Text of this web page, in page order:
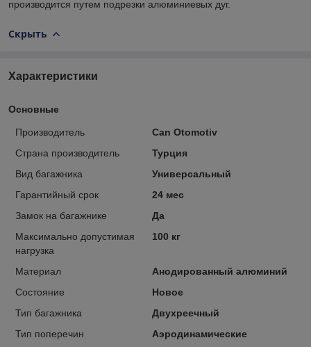
производится путем подрезки алюминиевых дуг.
Скрыть
Характеристики
Основные
Производитель
Can Otomotiv
Страна производитель
Турция
Вид багажника
Универсальный
Гарантийный срок
24 мес
Замок на багажнике
Да
Максимально допустимая
нагрузка
100 кг
Материал
Анодированный алюминий
Состояние
Новое
Тип багажника
Двухреечный
Тип поперечин
Аэродинамические